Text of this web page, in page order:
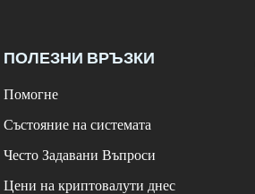
ПОЛЕЗНИ ВРЪЗКИ
Помогне
Състояние на системата
Често Задавани Въпроси
Цени на криптовалути днес